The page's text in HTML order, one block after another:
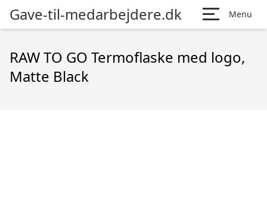
Gave-til-medarbejdere.dk Menu
RAW TO GO Termoflaske med logo,
Matte Black